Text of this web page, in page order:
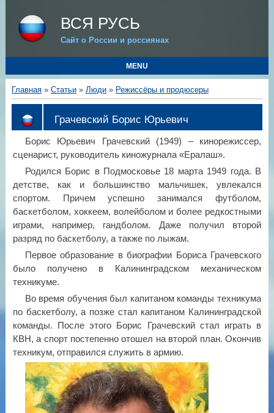
ВСЯ РУСЬ
Сайт о России и россиянах
MENU
Главная» Статьи» Люди» Режиссёры и продюсеры
Грачевский Борис Юрьевич
Борис Юрьевич Грачевский (1949) – кинорежиссер,
сценарист, руководитель киножурнала «Ералаш».
Родился Борис в Подмосковье 18 марта 1949 года. В
детстве, как и большинство мальчишек, увлекался
спортом. Причем успешно занимался футболом,
баскетболом, хоккеем, волейболом и более редкостными
играми, например, гандболом. Даже получил второй
разряд по баскетболу, а также по лыжам.
Первое образование в биографии Бориса Грачевского
было получено в Калининградском механическом
техникуме.
Во время обучения был капитаном команды техникума
по баскетболу, а позже стал капитаном Калининградской
команды. После этого Борис Грачевский стал играть в
КВН, а спорт постепенно отошел на второй план. Окончив
техникум, отправился служить в армию.